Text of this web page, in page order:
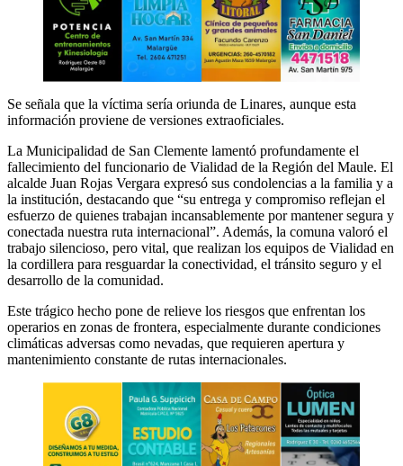
Se señala que la víctima sería oriunda de Linares, aunque esta
información proviene de versiones extraoficiales.
La Municipalidad de San Clemente lamentó profundamente el
fallecimiento del funcionario de Vialidad de la Región del Maule. El
alcalde Juan Rojas Vergara expresó sus condolencias a la familia y a
la institución, destacando que “su entrega y compromiso reflejan el
esfuerzo de quienes trabajan incansablemente por mantener segura y
conectada nuestra ruta internacional”. Además, la comuna valoró el
trabajo silencioso, pero vital, que realizan los equipos de Vialidad en
la cordillera para resguardar la conectividad, el tránsito seguro y el
desarrollo de la comunidad.
Este trágico hecho pone de relieve los riesgos que enfrentan los
operarios en zonas de frontera, especialmente durante condiciones
climáticas adversas como nevadas, que requieren apertura y
mantenimiento constante de rutas internacionales.